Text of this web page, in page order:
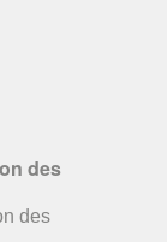
des
des